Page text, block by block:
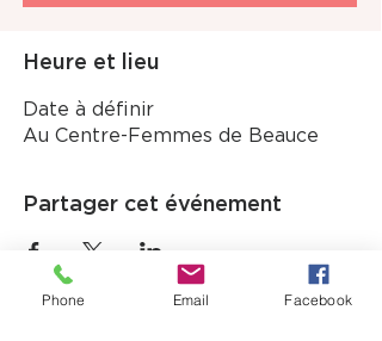
Heure et lieu
Date à définir
Au Centre-Femmes de Beauce
Partager cet événement
Phone Email Facebook